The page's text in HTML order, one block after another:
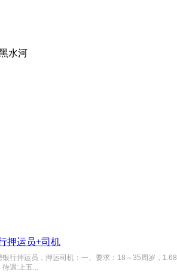
水河
押运员+司机
银行押运员，押运司机：一、要求：18～35周岁，
待遇:上五...